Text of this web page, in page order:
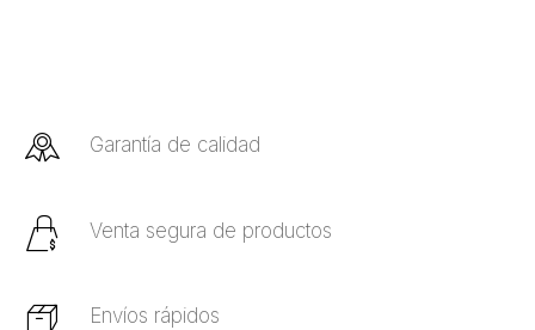
Garantía de calidad
Venta segura de productos
Envíos rápidos